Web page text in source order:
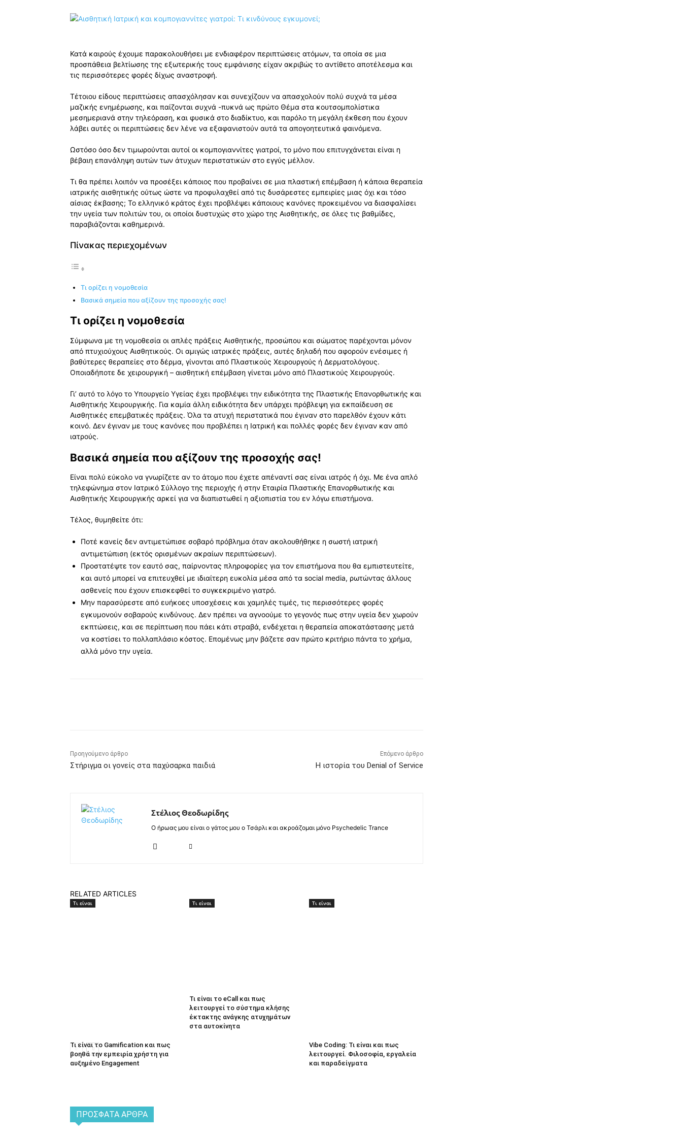
Κατά καιρούς έχουμε παρακολουθήσει με ενδιαφέρον περιπτώσεις ατόμων, τα οποία σε μια
προσπάθεια βελτίωσης της εξωτερικής τους εμφάνισης είχαν ακριβώς το αντίθετο αποτέλεσμα και
τις περισσότερες φορές δίχως αναστροφή.
Τέτοιου είδους περιπτώσεις απασχόλησαν και συνεχίζουν να απασχολούν πολύ συχνά τα μέσα
μαζικής ενημέρωσης, και παίζονται συχνά -πυκνά ως πρώτο Θέμα στα κουτσομπολίστικα
μεσημεριανά στην τηλεόραση, και φυσικά στο διαδίκτυο, και παρόλο τη μεγάλη έκθεση που έχουν
λάβει αυτές οι περιπτώσεις δεν λένε να εξαφανιστούν αυτά τα απογοητευτικά φαινόμενα.
Ωστόσο όσο δεν τιμωρούνται αυτοί οι κομπογιαννίτες γιατροί, το μόνο που επιτυγχάνεται είναι η
βέβαιη επανάληψη αυτών των άτυχων περιστατικών στο εγγύς μέλλον.
Τι θα πρέπει λοιπόν να προσέξει κάποιος που προβαίνει σε μια πλαστική επέμβαση ή κάποια θεραπεία
ιατρικής αισθητικής ούτως ώστε να προφυλαχθεί από τις δυσάρεστες εμπειρίες μιας όχι και τόσο
αίσιας έκβασης; Το ελληνικό κράτος έχει προβλέψει κάποιους κανόνες προκειμένου να διασφαλίσει
την υγεία των πολιτών του, οι οποίοι δυστυχώς στο χώρο της Αισθητικής, σε όλες τις βαθμίδες,
παραβιάζονται καθημερινά.
Πίνακας περιεχομένων
Tι ορίζει η νομοθεσία
Βασικά σημεία που αξίζουν της προσοχής σας!
Tι ορίζει η νομοθεσία
Σύμφωνα με τη νομοθεσία οι απλές πράξεις Αισθητικής, προσώπου και σώματος παρέχονται μόνον
από πτυχιούχους Αισθητικούς. Οι αμιγώς ιατρικές πράξεις, αυτές δηλαδή που αφορούν ενέσιμες ή
βαθύτερες θεραπείες στο δέρμα, γίνονται από Πλαστικούς Χειρουργούς ή Δερματολόγους.
Οποιαδήποτε δε χειρουργική – αισθητική επέμβαση γίνεται μόνο από Πλαστικούς Χειρουργούς.
Γι’ αυτό το λόγο το Υπουργείο Υγείας έχει προβλέψει την ειδικότητα της Πλαστικής Επανορθωτικής και
Αισθητικής Χειρουργικής. Για καμία άλλη ειδικότητα δεν υπάρχει πρόβλεψη για εκπαίδευση σε
Αισθητικές επεμβατικές πράξεις. Όλα τα ατυχή περιστατικά που έγιναν στο παρελθόν έχουν κάτι
κοινό. Δεν έγιναν με τους κανόνες που προβλέπει η Ιατρική και πολλές φορές δεν έγιναν καν από
ιατρούς.
Βασικά σημεία που αξίζουν της προσοχής σας!
Είναι πολύ εύκολο να γνωρίζετε αν το άτομο που έχετε απέναντί σας είναι ιατρός ή όχι. Με ένα απλό
τηλεφώνημα στον Ιατρικό Σύλλογο της περιοχής ή στην Εταιρία Πλαστικής Επανορθωτικής και
Αισθητικής Χειρουργικής αρκεί για να διαπιστωθεί η αξιοπιστία του εν λόγω επιστήμονα.
Τέλος, θυμηθείτε ότι:
Ποτέ κανείς δεν αντιμετώπισε σοβαρό πρόβλημα όταν ακολουθήθηκε η σωστή ιατρική
αντιμετώπιση (εκτός ορισμένων ακραίων περιπτώσεων).
Προστατέψτε τον εαυτό σας, παίρνοντας πληροφορίες για τον επιστήμονα που θα εμπιστευτείτε,
και αυτό μπορεί να επιτευχθεί με ιδιαίτερη ευκολία μέσα από τα social media, ρωτώντας άλλους
ασθενείς που έχουν επισκεφθεί το συγκεκριμένο γιατρό.
Μην παρασύρεστε από ευήκοες υποσχέσεις και χαμηλές τιμές, τις περισσότερες φορές
εγκυμονούν σοβαρούς κινδύνους. Δεν πρέπει να αγνοούμε το γεγονός πως στην υγεία δεν χωρούν
εκπτώσεις, και σε περίπτωση που πάει κάτι στραβά, ενδέχεται η θεραπεία αποκατάστασης μετά
να κοστίσει το πολλαπλάσιο κόστος. Επομένως μην βάζετε σαν πρώτο κριτήριο πάντα το χρήμα,
αλλά μόνο την υγεία.
Προηγούμενο άρθρο
Στήριγμα οι γονείς στα παχύσαρκα παιδιά
Επόμενο άρθρο
Η ιστορία του Denial of Service
Στέλιος Θεοδωρίδης
Ο ήρωας μου είναι ο γάτος μου ο Τσάρλι και ακροάζομαι μόνο Psychedelic Trance
RELATED ARTICLES
Τι είναι
Τι είναι το Gamification και πως
βοηθά την εμπειρία χρήστη για
αυξημένο Engagement
Τι είναι
Τι είναι το eCall και πως
λειτουργεί το σύστημα κλήσης
έκτακτης ανάγκης ατυχημάτων
στα αυτοκίνητα
Τι είναι
Vibe Coding: Τι είναι και πως
λειτουργεί. Φιλοσοφία, εργαλεία
και παραδείγματα
ΠΡΌΣΦΑΤΑ ΆΡΘΡΑ